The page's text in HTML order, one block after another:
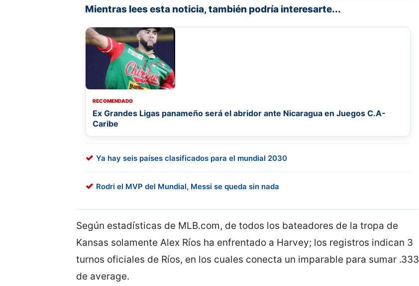
Mientras lees esta noticia, también podría interesarte...
RECOMENDADO
Ex Grandes Ligas panameño será el abridor ante Nicaragua en Juegos C.A-
Caribe
Ya hay seis países clasificados para el mundial 2030
Rodri el MVP del Mundial, Messi se queda sin nada
Según estadísticas de MLB.com, de todos los bateadores de la tropa de
Kansas solamente Alex Ríos ha enfrentado a Harvey; los registros indican 3
turnos oficiales de Ríos, en los cuales conecta un imparable para sumar .333
de average.